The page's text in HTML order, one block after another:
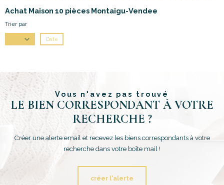
Achat Maison 10 pièces Montaigu-Vendee
Trier par
Date
Vous n'avez pas trouvé
LE BIEN CORRESPONDANT À VOTRE
RECHERCHE ?
Créer une alerte email et recevez les biens correspondants à votre
recherche dans votre boîte mail !
créer l'alerte